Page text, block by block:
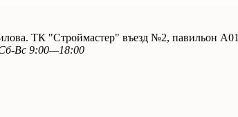
ТК "Строймастер" въезд №2, павильон А01
Вс 9:00—18:00